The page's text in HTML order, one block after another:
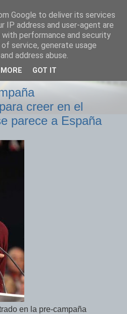
creer en el
parece a España
en la pre-campaña
Google to deliver its services
IP address and user-agent are
performance and security
service, generate usage
address abuse.
GOT IT